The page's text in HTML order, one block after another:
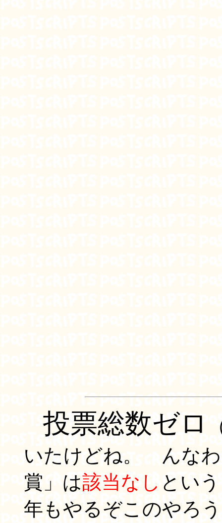
投票総数ゼロ
いたけどね。 んなわ
賞」は該当なし とい
年もやるぞこのやろ